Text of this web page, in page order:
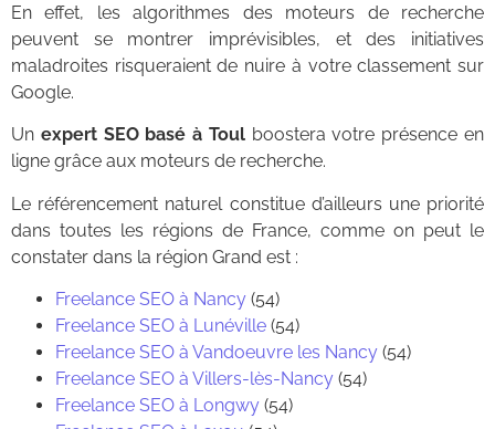
En effet, les algorithmes des moteurs de recherche
peuvent se montrer imprévisibles, et des initiatives
maladroites risqueraient de nuire à votre classement sur
Google.
Un expert SEO basé à Toulboostera votre présence en
ligne grâce aux moteurs de recherche.
Le référencement naturel constitue d’ailleurs une priorité
dans toutes les régions de France, comme on peut le
constater dans la région Grand est :
Freelance SEO à Nancy (54)
Freelance SEO à Lunéville (54)
Freelance SEO à Vandoeuvre les Nancy (54)
Freelance SEO à Villers-lès-Nancy (54)
Freelance SEO à Longwy (54)